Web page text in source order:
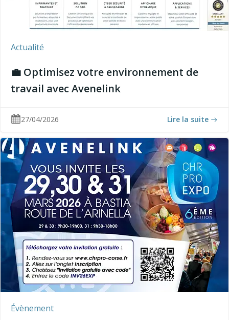
Actualité
💼 Optimisez votre environnement de
travail avec Avenelink
27/04/2026 Lire la suite
Évènement